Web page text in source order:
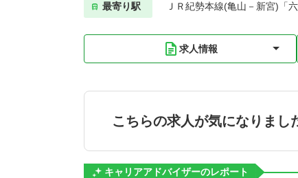
最寄り駅 ＪＲ紀勢本線(亀山－新宮)「
求人情報
こちらの求人が気になりまし
キャリアアドバイザーのレポート